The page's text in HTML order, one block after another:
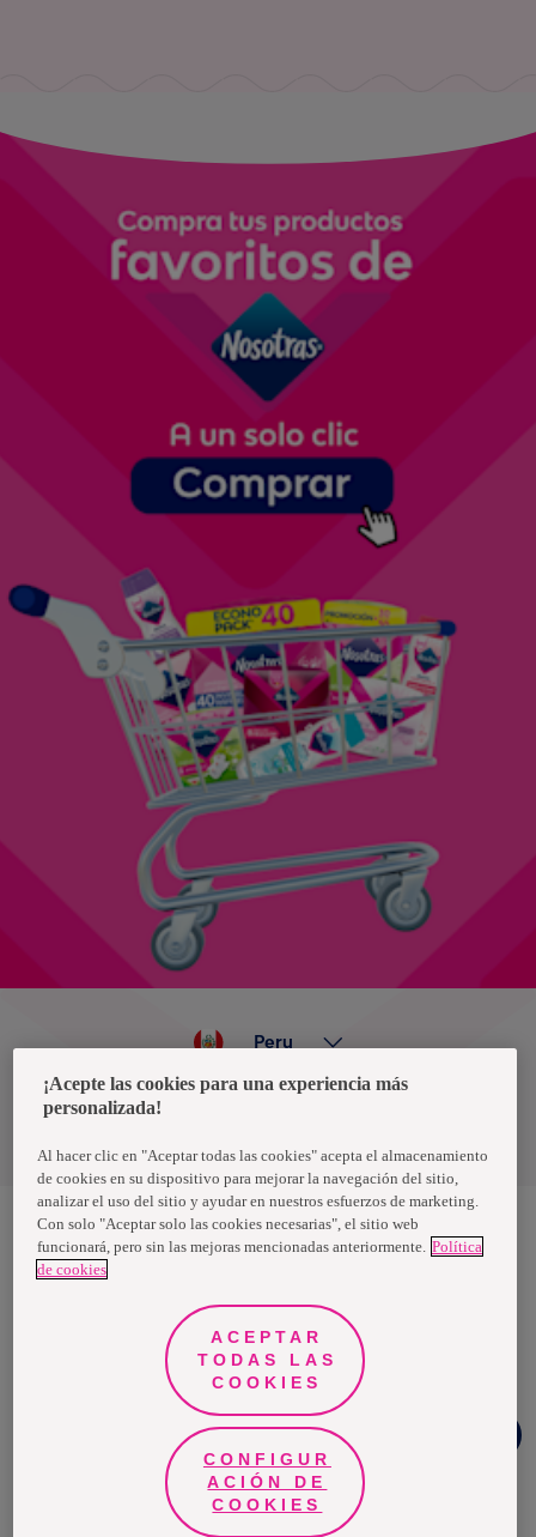
Política de privacidad de datos
Peru
Nosotras, una marca de Essity - una compañía global líder en
higiene y salud. Cada día, mil millones de personas, en todo el
propósito es romper barreras por el bienestar en beneficio de
consumidores, pacientes, cuidadores, clientes y la sociedad en
general. Vendemos en aproximadamente 150 países bajo las
principales marcas globales TENA y Tork, así como otras marcas
como Actimove, Cutimed, JOBST, Knix, Leukoplast, Libero, Libresse,
Lotus, Modibodi, Nosotras, Saba, Tempo, TOM Organic y Zewa. En
2024, Essity tuvo ventas de aproximadamente 13 mil millones de
euros y empleó a 36,000 personas. La sede de la compañía está
ubicada en Estocolmo, Suecia, y Essity cotiza en Nasdaq Estocolmo.
Más información enwww.essity.com.
¡Acepte las cookies para una experiencia más
personalizada!
Al hacer clic en "Aceptar todas las cookies" acepta el almacenamiento
de cookies en su dispositivo para mejorar la navegación del sitio,
analizar el uso del sitio y ayudar en nuestros esfuerzos de marketing.
Con solo "Aceptar solo las cookies necesarias", el sitio web
funcionará, pero sin las mejoras mencionadas anteriormente. Política
de cookies
ACEPTAR
TODAS LAS
COOKIES
CONFIGUR
ACIÓN DE
COOKIES